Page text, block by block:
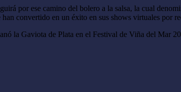
por ese camino del bolero a la salsa, la cual
convertido en un éxito en sus shows virtuales por
la Gaviota de Plata en el Festival de Viña del Mar